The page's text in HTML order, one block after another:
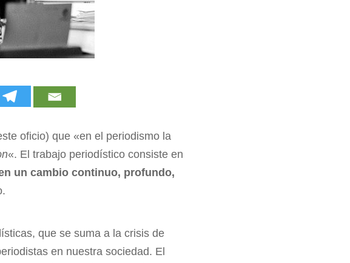
oficio) que «en el periodismo la
«. El trabajo periodístico consiste en
un cambio continuo, profundo,
que se suma a la crisis de
en nuestra sociedad. El